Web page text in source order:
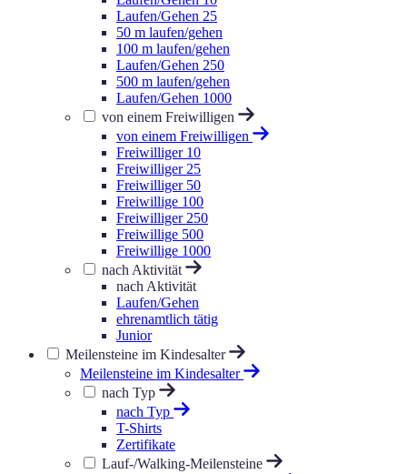
Laufen/Gehen 25
50 m laufen/gehen
100 m laufen/gehen
Laufen/Gehen 250
500 m laufen/gehen
Laufen/Gehen 1000
von einem Freiwilligen
von einem Freiwilligen
Freiwilliger 10
Freiwilliger 25
Freiwilliger 50
Freiwillige 100
Freiwilliger 250
Freiwillige 500
Freiwillige 1000
nach Aktivität
nach Aktivität
Laufen/Gehen
ehrenamtlich tätig
Junior
Meilensteine im Kindesalter
Meilensteine im Kindesalter
nach Typ
nach Typ
T-Shirts
Zertifikate
Lauf-/Walking-Meilensteine